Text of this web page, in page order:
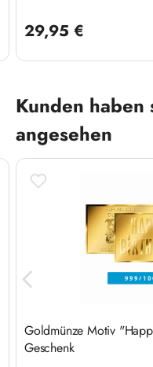
29,95 €
Produktgalerie
Kunden haben
angesehen
Goldmünze Motiv
Geschenk